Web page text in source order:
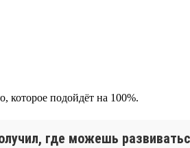
которое подойдёт на 100%.
где можешь